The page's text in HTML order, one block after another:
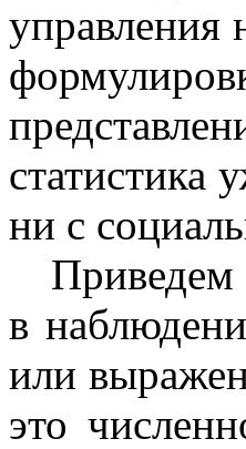
управления
статистика
ни с
Приведем
в
или
это